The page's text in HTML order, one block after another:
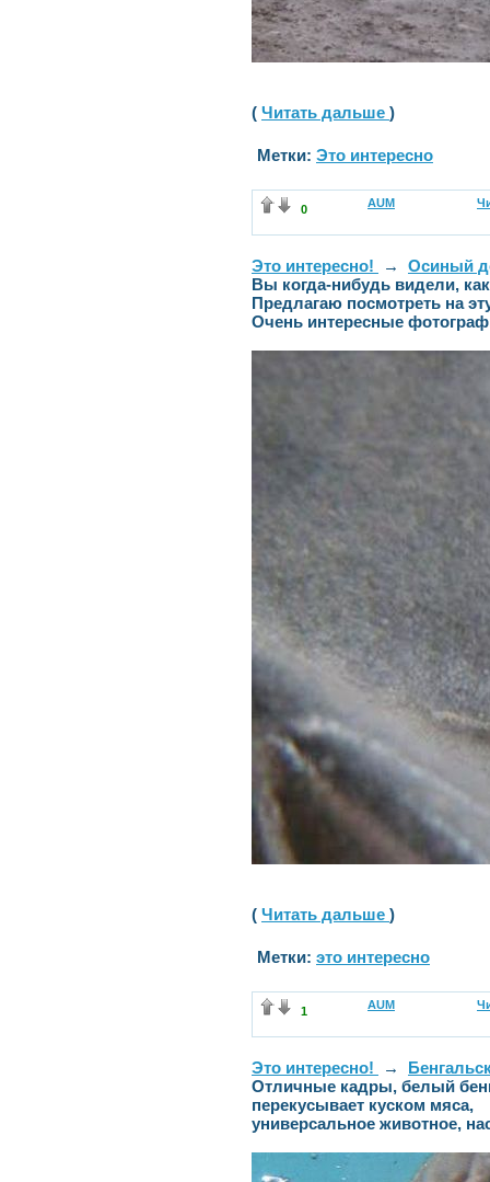
( Читать дальше )
Метки: Это интересно
0 AUM
Это интересно! → Осиный
Вы когда-нибудь видели,
Предлагаю посмотреть на
Очень интересные
( Читать дальше )
Метки: это интересно
1 AUM
Это интересно! →
Отличные кадры, белый
перекусывает куском мяса,
универсальное животное,